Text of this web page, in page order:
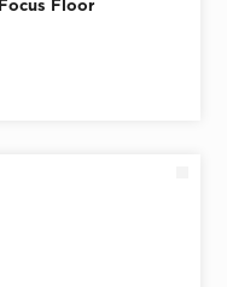
Focus Floor